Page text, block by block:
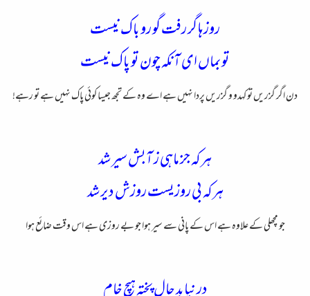
روزها گر رفت گو رو باک نیست
تو بماں ای آنکه چون تو پاک نیست
دن اگر گزریں تو کہدو و گزریں پردا نہیں ہے اے وہ کے تجھ جیسا کوئی پاک نہیں ہے تو رہے!
هرکه جز ماهی ز آبش سیر شد
هرکه بی روزیست روزش دیر شد
جو مچھلی کے علاوہ ہے اس کے پانی سے سیر ہوا جو بے روزی ہے اس وقت ضائع ہوا